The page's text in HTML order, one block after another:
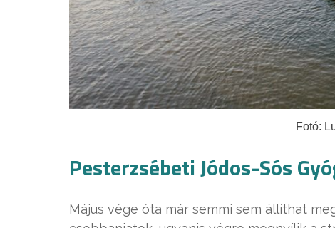
Fotó:
Pesterzsébeti Jódos-Sós
Május vége óta már semmi sem állíthat